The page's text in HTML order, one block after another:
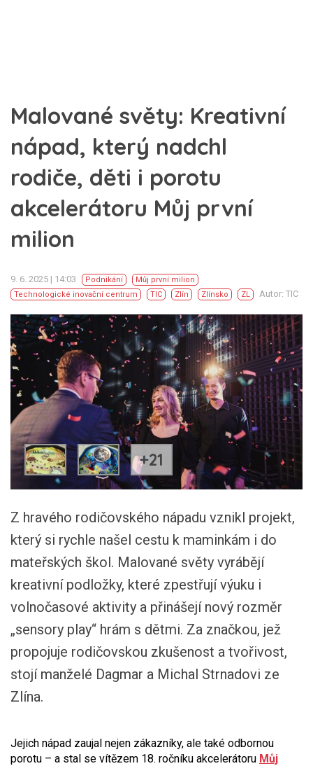
Malované světy: Kreativní
nápad, který nadchl
rodiče, děti i porotu
akcelerátoru Můj první
milion
9. 6. 2025 | 14:03 Podnikání
Můj první milion
Technologické inovační centrum
TIC Zlín Zlínsko ZL Autor: TIC
+21
Z hravého rodičovského nápadu vznikl projekt,
který si rychle našel cestu k maminkám i do
mateřských škol. Malované světy vyrábějí
kreativní podložky, které zpestřují výuku i
volnočasové aktivity a přinášejí nový rozměr
„sensory play“ hrám s dětmi. Za značkou, jež
propojuje rodičovskou zkušenost a tvořivost,
stojí manželé Dagmar a Michal Strnadovi ze
Zlína.
Jejich nápad zaujal nejen zákazníky, ale také odbornou
porotu – a stal se vítězem 18. ročníku akcelerátoru Můj